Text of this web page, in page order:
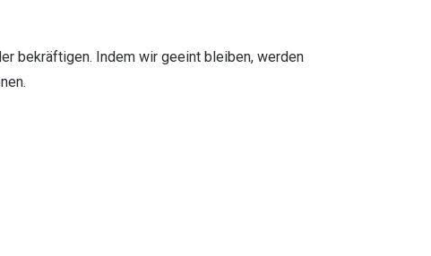
bekräftigen. Indem wir geeint bleiben, werden